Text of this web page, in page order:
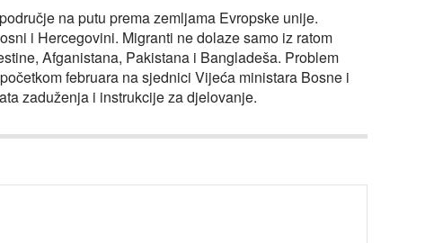
na putu prema zemljama Evropske unije.
i Hercegovini. Migranti ne dolaze samo iz ratom
Afganistana, Pakistana i Bangladeša. Problem
februara na sjednici Vijeća ministara Bosne i
zaduženja i instrukcije za djelovanje.